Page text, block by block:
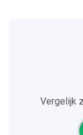
Vergelijk